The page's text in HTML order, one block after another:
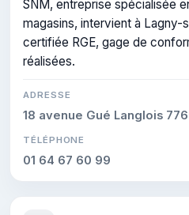
SNM, entreprise spécialisée
magasins, intervient à Lagny-
certifiée RGE, gage de
réalisées.
ADRESSE
18 avenue Gué Langlois
TÉLÉPHONE
01 64 67 60 99